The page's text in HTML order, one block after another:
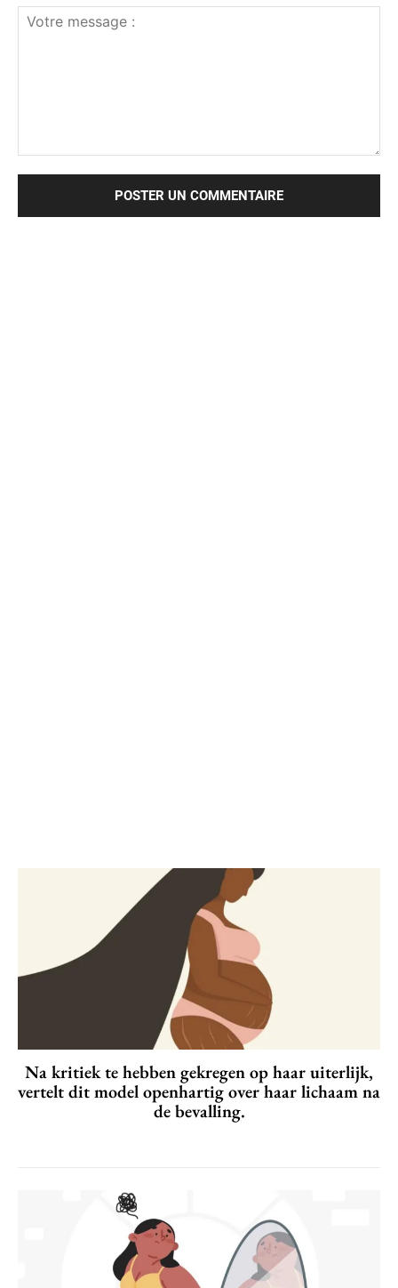
Na kritiek te hebben gekregen op haar uiterlijk,
vertelt dit model openhartig over haar lichaam na
de bevalling.